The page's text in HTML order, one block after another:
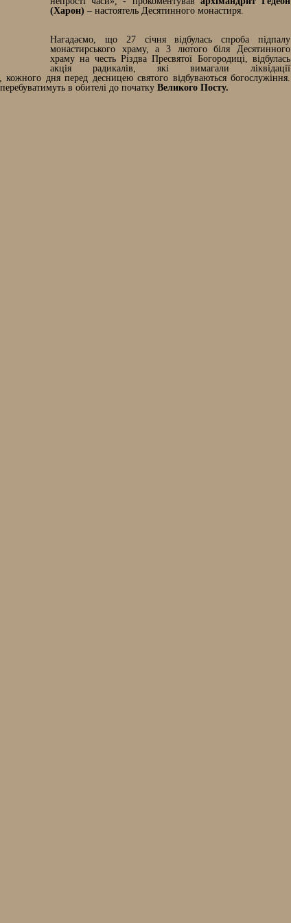
(Харон) – настоятель Десятинного монастиря.
Нагадаємо, що 27 січня відбулась спроба підпалу
монастирського храму, а 3 лютого біля Десятинного
храму на честь Різдва Пресвятої Богородиці, відбулась
акція радикалів, які вимагали ліквідації
дня перед десницею святого відбуваються богослужіння.
перебуватимуть в обителі до початку Великого Посту.